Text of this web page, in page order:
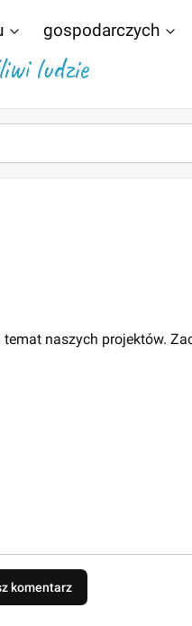
gospodarczych
ludzie
naszych projektów.
komentarz